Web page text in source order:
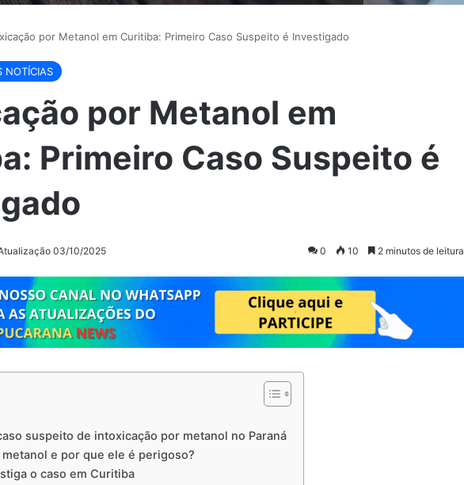
por Metanol em Curitiba: Primeiro Caso Suspeito é Investigado
NOTÍCIAS
por Metanol em
Primeiro Caso Suspeito é
03/10/2025 0 10 2 minutos de leitura
suspeito de intoxicação por metanol no Paraná
metanol e por que ele é perigoso?
o caso em Curitiba